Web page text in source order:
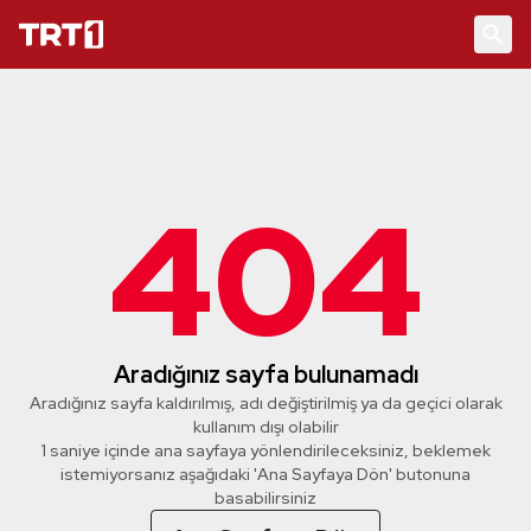
404
Aradığınız sayfa bulunamadı
Aradığınız sayfa kaldırılmış, adı değiştirilmiş ya da geçici olarak
kullanım dışı olabilir
1 saniye içinde ana sayfaya yönlendirileceksiniz, beklemek
istemiyorsanız aşağıdaki 'Ana Sayfaya Dön' butonuna
basabilirsiniz